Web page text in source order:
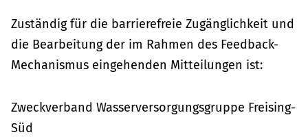
Zuständig für die barrierefreie Zugänglichkeit und
die Bearbeitung der im Rahmen des Feedback-
Mechanismus eingehenden Mitteilungen ist:
Zweckverband Wasserversorgungsgruppe Freising-
Süd